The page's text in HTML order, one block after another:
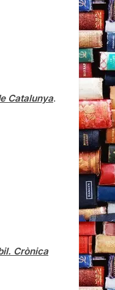
Catalunya.
Crònica